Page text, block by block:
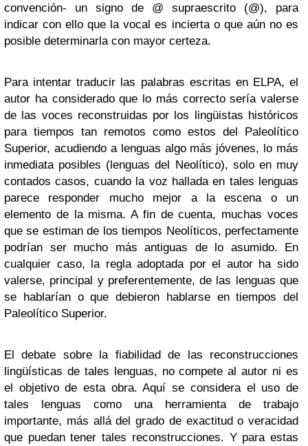
convención- un signo de @ supraescrito (@), para
indicar con ello que la vocal es incierta o que aún no es
posible determinarla con mayor certeza.
Para intentar traducir las palabras escritas en ELPA, el
autor ha considerado que lo más correcto sería valerse
de las voces reconstruidas por los lingüistas históricos
para tiempos tan remotos como estos del Paleolítico
Superior, acudiendo a lenguas algo más jóvenes, lo más
inmediata posibles (lenguas del Neolítico), solo en muy
contados casos, cuando la voz hallada en tales lenguas
parece responder mucho mejor a la escena o un
elemento de la misma. A fin de cuenta, muchas voces
que se estiman de los tiempos Neolíticos, perfectamente
podrían ser mucho más antiguas de lo asumido. En
cualquier caso, la regla adoptada por el autor ha sido
valerse, principal y preferentemente, de las lenguas que
se hablarían o que debieron hablarse en tiempos del
Paleolítico Superior.
El debate sobre la fiabilidad de las reconstrucciones
lingüísticas de tales lenguas, no compete al autor ni es
el objetivo de esta obra. Aquí se considera el uso de
tales lenguas como una herramienta de trabajo
importante, más allá del grado de exactitud o veracidad
que puedan tener tales reconstrucciones. Y para estas